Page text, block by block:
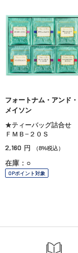
フォートナム・アンド・
メイソン
★ティーバッグ詰合せ
ＦＭＢ−２０Ｓ
2,160 円 （8%税込）
在庫：○
OPポイント対象